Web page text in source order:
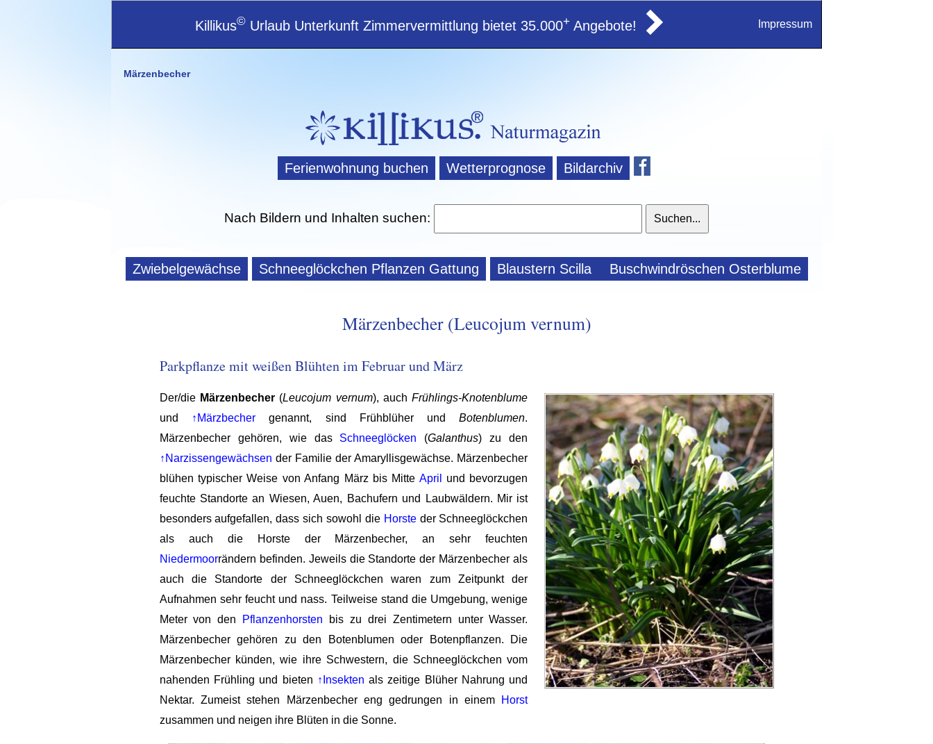
Killikus© Urlaub Unterkunft Zimmervermittlung bietet 35.000+ Angebote! Impressum
Märzenbecher
Ferienwohnung buchen Wetterprognose Bildarchiv
Nach Bildern und Inhalten suchen:
Zwiebelgewächse Schneeglöckchen Pflanzen Gattung Blaustern Scilla Buschwindröschen Osterblume
Märzenbecher (Leucojum vernum)
Parkpflanze mit weißen Blühten im Februar und März
Der/die Märzenbecher(Leucojum vernum), auchFrühlings-Knotenblume
und
↑Märzbechergenannt, sind Frühblüher undBotenblumen.
Märzenbecher gehören, wie das Schneeglöcken (Galanthus) zu den
↑Narzissengewächsen der Familie der Amaryllisgewächse. Märzenbecher
blühen typischer Weise von Anfang März bis Mitte April
und bevorzugen
feuchte Standorte an Wiesen, Auen, Bachufern und Laubwäldern. Mir ist
besonders aufgefallen, dass sich sowohl die Horsteder Schneeglöckchen
als auch die Horste der Märzenbecher, an sehr feuchten
Niedermoorrändern befinden. Jeweils die Standorte der Märzenbecher als
auch die Standorte der Schneeglöckchen waren zum Zeitpunkt der
Aufnahmen sehr feucht und nass. Teilweise stand die Umgebung, wenige
Meter von den
Pflanzenhorsten bis zu drei Zentimetern unter Wasser.
Märzenbecher gehören zu den Botenblumen oder Botenpflanzen. Die
Märzenbecher künden, wie ihre Schwestern, die Schneeglöckchen vom
nahenden Frühling und bieten ↑Insekten als zeitige Blüher Nahrung und
Nektar. Zumeist stehen Märzenbecher eng gedrungen in einem Horst
zusammen und neigen ihre Blüten in die Sonne.